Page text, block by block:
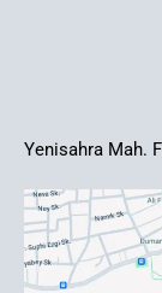
Yenisahra Mah.